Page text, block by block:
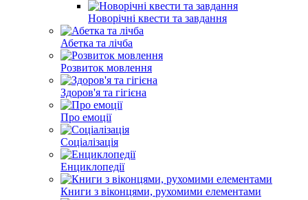
Новорічні квести та завдання
Абетка та лічба
Розвиток мовлення
Здоров'я та гігієна
Про емоції
Соціалізація
Енциклопедії
Книги з віконцями, рухомими елементами